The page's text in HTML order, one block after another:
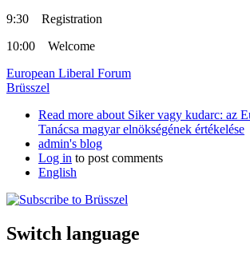
9:30 Registration
10:00 Welcome
European Liberal Forum
Brüsszel
Read more about Siker vagy kudarc: az
Tanácsa magyar elnökségének értékelése
admin's blog
Log in to post comments
English
Switch language